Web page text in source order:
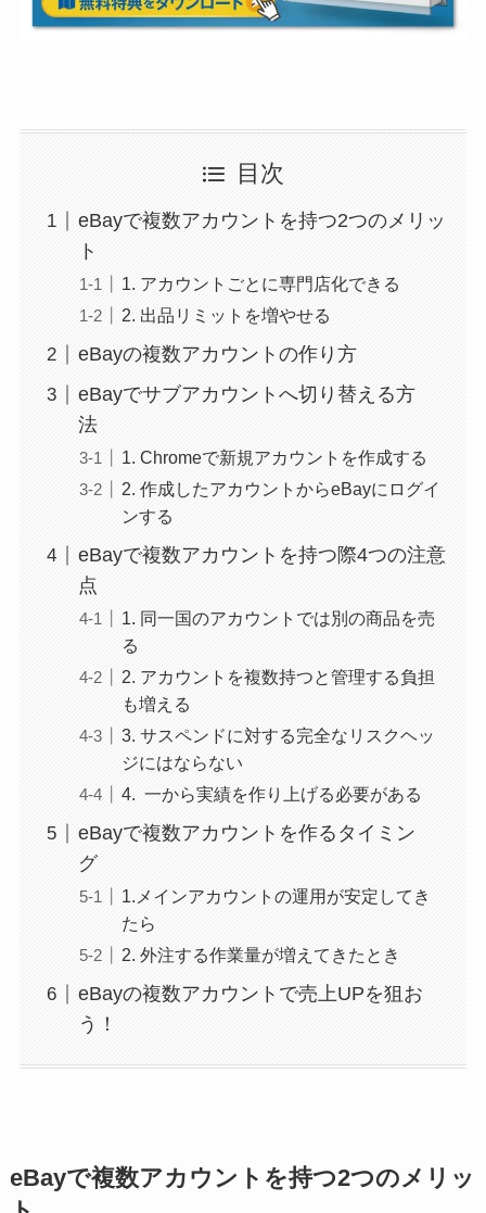
目次
eBayで複数アカウントを持つ2つのメリッ
ト
1. アカウントごとに専門店化できる
2. 出品リミットを増やせる
eBayの複数アカウントの作り方
eBayでサブアカウントへ切り替える方
法
1. Chromeで新規アカウントを作成する
2. 作成したアカウントからeBayにログイ
ンする
eBayで複数アカウントを持つ際4つの注意
点
1. 同一国のアカウントでは別の商品を売
る
2. アカウントを複数持つと管理する負担
も増える
3. サスペンドに対する完全なリスクヘッ
ジにはならない
4. 一から実績を作り上げる必要がある
eBayで複数アカウントを作るタイミン
グ
1.メインアカウントの運用が安定してき
たら
2. 外注する作業量が増えてきたとき
eBayの複数アカウントで売上UPを狙お
う！
eBayで複数アカウントを持つ2つのメリッ